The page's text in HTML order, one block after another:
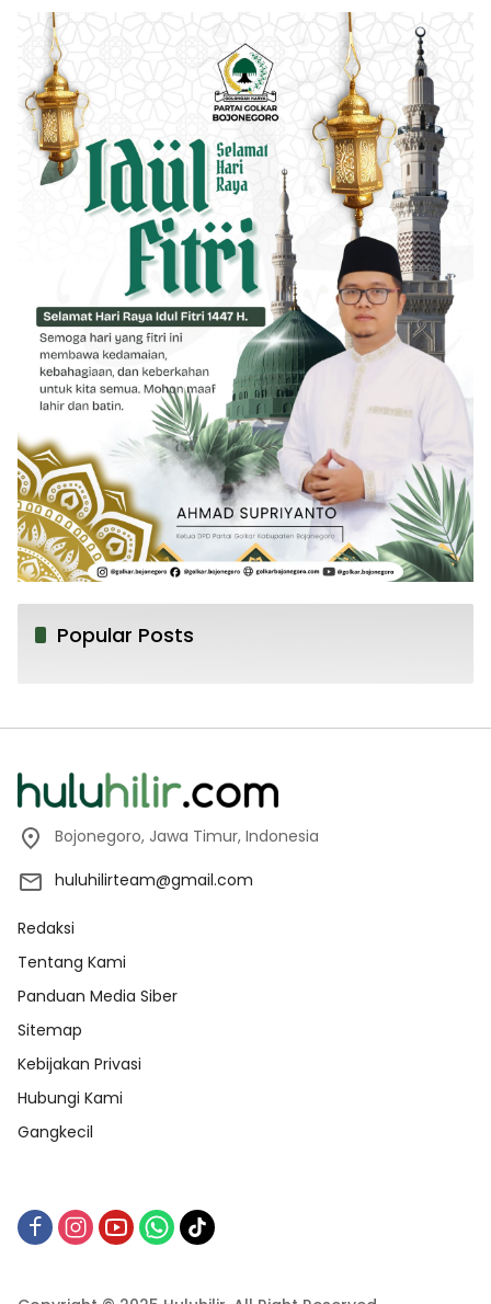
Popular Posts
Bojonegoro, Jawa Timur, Indonesia
huluhilirteam@gmail.com
Redaksi
Tentang Kami
Panduan Media Siber
Sitemap
Kebijakan Privasi
Hubungi Kami
Gangkecil